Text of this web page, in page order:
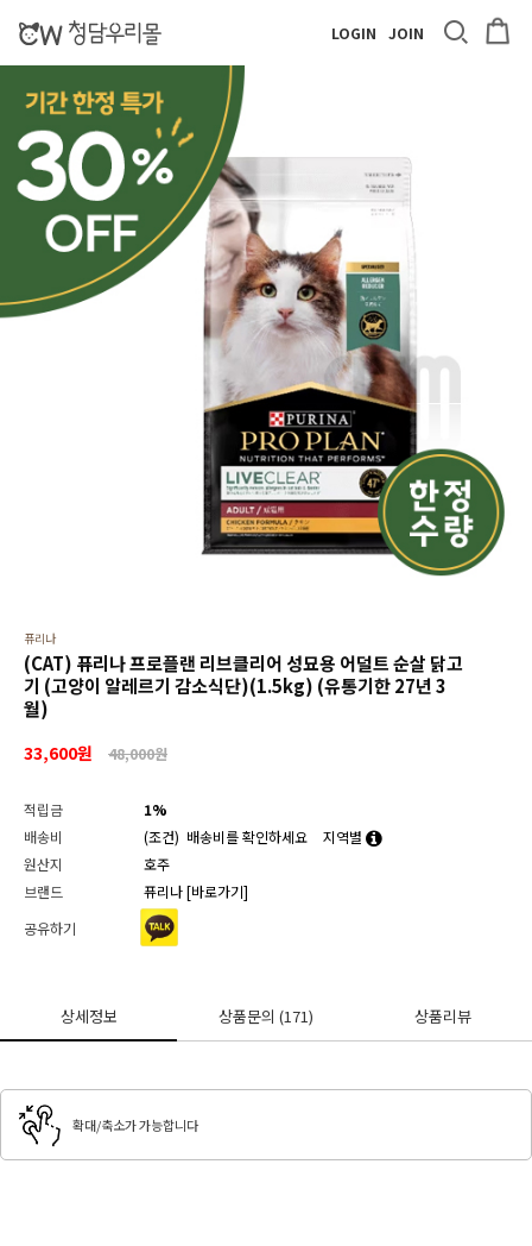
LOGIN JOIN
퓨리나
(CAT) 퓨리나 프로플랜 리브클리어 성묘용 어덜트 순살 닭고
기 (고양이 알레르기 감소식단)(1.5kg) (유통기한 27년 3
월)
33,600원 48,000원
적립금
1%
배송비
(조건) 배송비를 확인하세요
지역별
원산지
호주
브랜드
퓨리나[바로가기]
공유하기
상세정보 상품문의 (171) 상품리뷰
확대/축소가 가능합니다